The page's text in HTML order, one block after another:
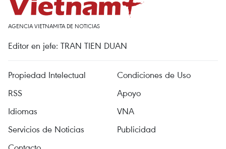
AGENCIA VIETNAMITA DE NOTICIAS
Editor en jefe: TRAN TIEN DUAN
Propiedad Intelectual
Condiciones de Uso
RSS
Apoyo
Idiomas
VNA
Servicios de Noticias
Publicidad